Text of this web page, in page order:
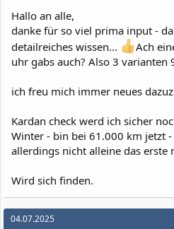
Hallo an alle,
danke für so viel prima input -
detailreiches wissen...
Ach
uhr gabs auch? Also 3 varianten
ich freu mich immer neues
Kardan check werd ich sicher
Winter - bin bei 61.000 km jetzt
allerdings nicht alleine das erste
Wird sich finden.
04.07.2025